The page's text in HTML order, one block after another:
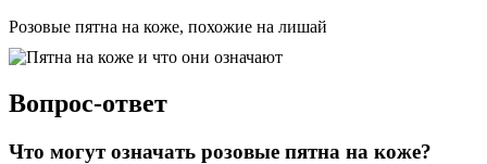
Розовые пятна на коже, похожие на лишай
Вопрос-ответ
Что могут означать розовые пятна на коже?